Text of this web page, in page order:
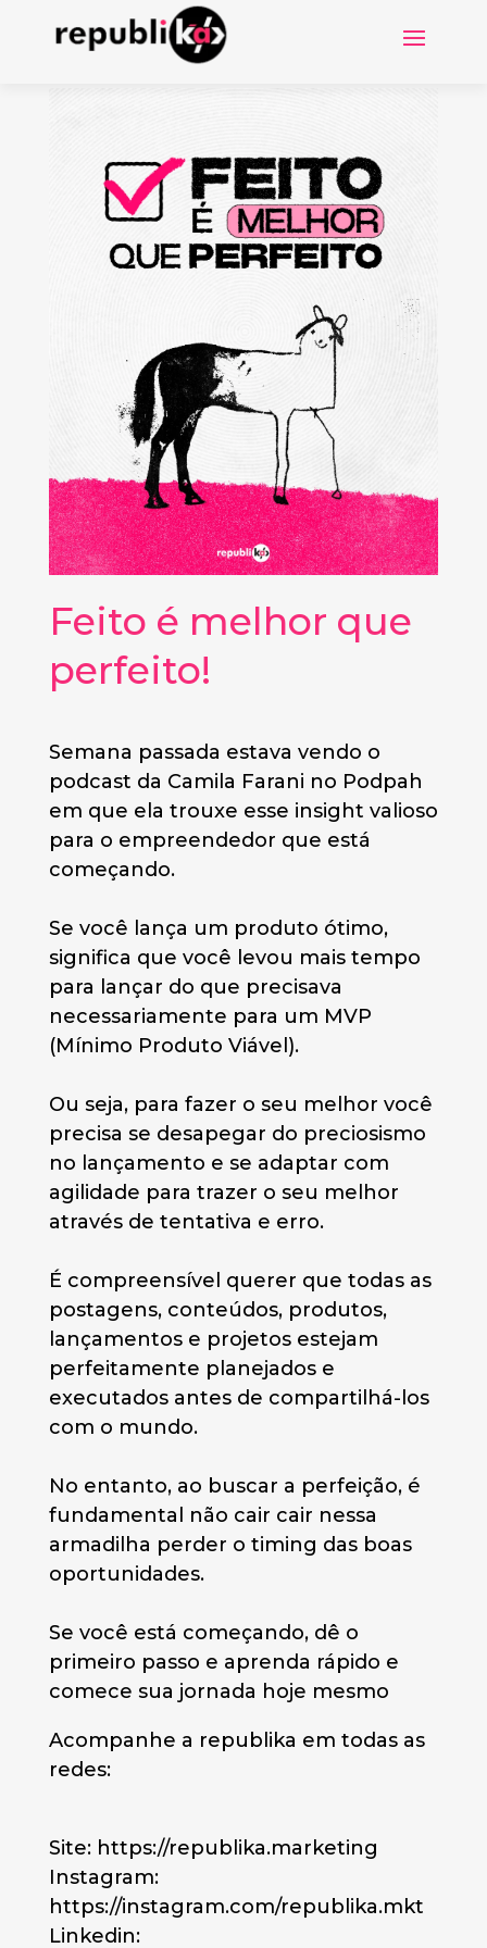
Feito é melhor que
perfeito!
Semana passada estava vendo o
podcast da Camila Farani no Podpah
em que ela trouxe esse insight valioso
para o empreendedor que está
começando.
Se você lança um produto ótimo,
significa que você levou mais tempo
para lançar do que precisava
necessariamente para um MVP
(Mínimo Produto Viável).
Ou seja, para fazer o seu melhor você
precisa se desapegar do preciosismo
no lançamento e se adaptar com
agilidade para trazer o seu melhor
através de tentativa e erro.
É compreensível querer que todas as
postagens, conteúdos, produtos,
lançamentos e projetos estejam
perfeitamente planejados e
executados antes de compartilhá-los
com o mundo.
No entanto, ao buscar a perfeição, é
fundamental não cair cair nessa
armadilha perder o timing das boas
oportunidades.
Se você está começando, dê o
primeiro passo e aprenda rápido e
comece sua jornada hoje mesmo
Acompanhe a republika em todas as
redes:
Site: https://republika.marketing
Instagram:
https://instagram.com/republika.mkt
Linkedin: